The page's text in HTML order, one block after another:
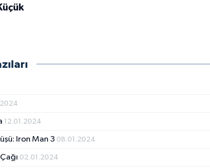
12.01.2024
Iron Man 3 08.01.2024
02.01.2024